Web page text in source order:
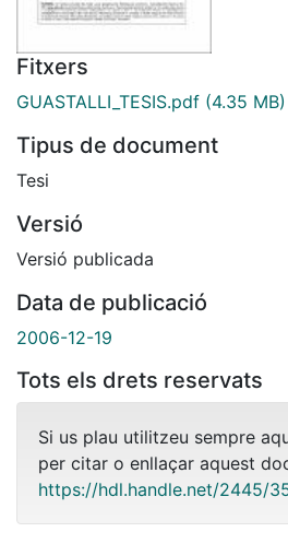
Fitxers
GUASTALLI_TESIS.pdf (4.35 MB)
Tipus de document
Tesi
Versió
Versió publicada
Data de publicació
2006-12-19
Tots els drets reservats
Si us plau utilitzeu sempre
per citar o enllaçar aquest
https://hdl.handle.net/2445/